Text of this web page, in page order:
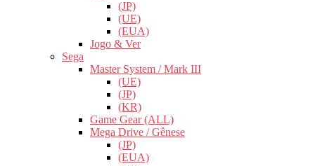
(JP)
(UE)
(EUA)
Jogo & Ver
Sega
Master System / Mark III
(UE)
(JP)
(KR)
Game Gear (ALL)
Mega Drive / Gênese
(JP)
(EUA)